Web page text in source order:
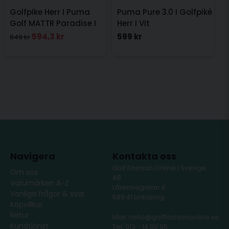
Golfpike Herr I Puma
Golf MATTR Paradise I
Navy
849 kr 594,3 kr
Puma Pure 3.0 I Golfpiké
Herr I Vit
599 kr
Om oss
Varumärken A-Z
Vanliga frågor & svar
Köpvillkor
Retur
Kundtjänst
Golf Fashion Online i Sverige
AB
Låskolvsgatan 4
589 41 Linköping
Mail: hello@golffashiononline.se
Tel: 013 - 14 00 95